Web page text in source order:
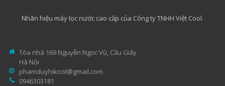
Nhãn hiệu máy lọc nước cao cấp của Công ty TNHH Việt Cool.
Tòa nhà 169 Nguyễn Ngọc Vũ, Cầu Giấy
Hà Nội
phamduyhikool@gmail.com
0946303181